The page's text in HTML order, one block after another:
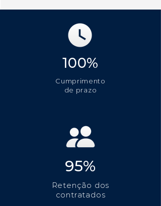
100%
Cumprimento
de prazo
95%
Retenção dos
contratados